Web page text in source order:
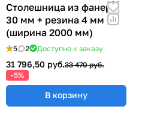
Столешница из фанеры
30 мм + резина 4 мм
(ширина 2000 мм)
5 2 Доступно к заказу
31 796,50 руб.33 470 руб.
-5%
В корзину